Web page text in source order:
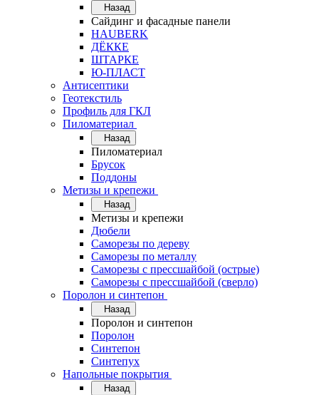
Назад
Сайдинг и фасадные панели
HAUBERK
ДЁККЕ
ШТАРКЕ
Ю-ПЛАСТ
Антисептики
Геотекстиль
Профиль для ГКЛ
Пиломатериал
Назад
Пиломатериал
Брусок
Поддоны
Метизы и крепежи
Назад
Метизы и крепежи
Дюбели
Саморезы по дереву
Саморезы по металлу
Саморезы с прессшайбой (острые)
Саморезы с прессшайбой (сверло)
Поролон и синтепон
Назад
Поролон и синтепон
Поролон
Синтепон
Синтепух
Напольные покрытия
Назад